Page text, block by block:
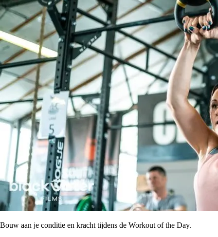
Bouw aan je conditie en kracht tijdens de Workout of the Day.